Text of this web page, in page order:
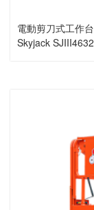
電動剪刀式工作台
Skyjack SJIII4632